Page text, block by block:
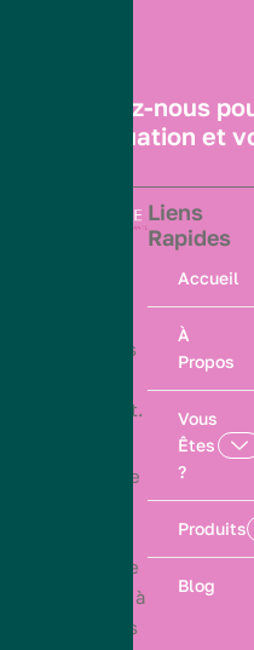
Contactez-nous
votre situation et
protections
ressemblent.
PS Courtage
d’assurance
immatriculé à
l’Orias sous
Liens
Rapides
Accueil
À
Propos
Vous
Êtes
?
Produits
Blog